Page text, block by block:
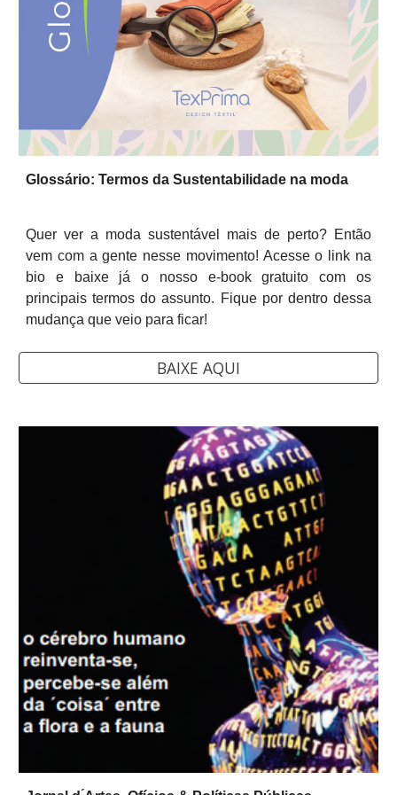
Glossário: Termos da Sustentabilidade na moda
Quer ver a moda sustentável mais de perto? Então
vem com a gente nesse movimento! Acesse o link na
bio e baixe já o nosso e-book gratuito com os
principais termos do assunto. Fique por dentro dessa
mudança que veio para ficar!
BAIXE AQUI